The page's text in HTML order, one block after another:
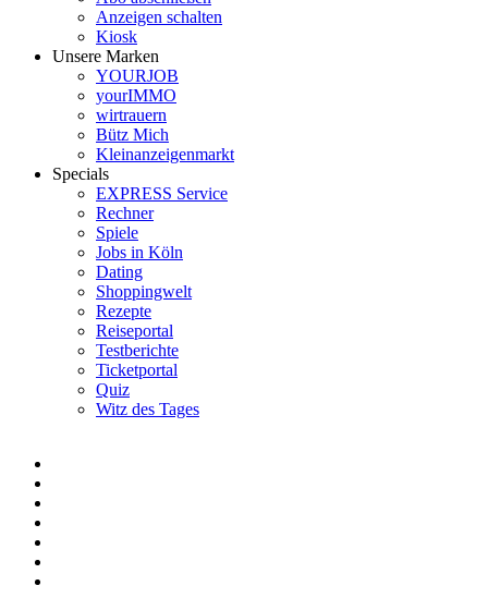
Anzeigen schalten
Kiosk
Unsere Marken
YOURJOB
yourIMMO
wirtrauern
Bütz Mich
Kleinanzeigenmarkt
Specials
EXPRESS Service
Rechner
Spiele
Jobs in Köln
Dating
Shoppingwelt
Rezepte
Reiseportal
Testberichte
Ticketportal
Quiz
Witz des Tages